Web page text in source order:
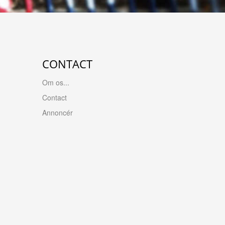
CONTACT
Om os...
Contact
Annoncér